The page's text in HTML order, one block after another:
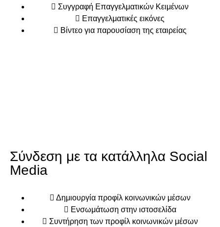
Συγγραφή Επαγγελματικών Κειμένων
Επαγγελματικές εικόνες
Βίντεο για παρουσίαση της εταιρείας
Σύνδεση με τα κατάλληλα Social
Media
Δημιουργία προφίλ κοινωνικών μέσων
Ενσωμάτωση στην ιστοσελίδα
Συντήρηση των προφίλ κοινωνικών μέσων